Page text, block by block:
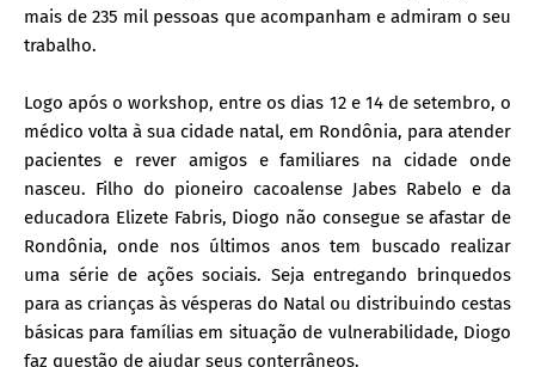
mais de 235 mil pessoas que acompanham e admiram o seu
trabalho.
Logo após o workshop, entre os dias 12 e 14 de setembro, o
médico volta à sua cidade natal, em Rondônia, para atender
pacientes e rever amigos e familiares na cidade onde
nasceu. Filho do pioneiro cacoalense Jabes Rabelo e da
educadora Elizete Fabris, Diogo não consegue se afastar de
Rondônia, onde nos últimos anos tem buscado realizar
uma série de ações sociais. Seja entregando brinquedos
para as crianças às vésperas do Natal ou distribuindo cestas
básicas para famílias em situação de vulnerabilidade, Diogo
faz questão de ajudar seus conterrâneos.